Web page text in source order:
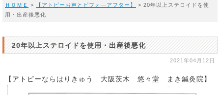
ＨＯＭＥ > 【アトピーお声とビフォ―アフター】
> 20年以上ステロイドを使
用・出産後悪化
20年以上ステロイドを使用・出産後悪化
2021年04月12日
【アトピーならはりきゅう 大阪茨木 悠々堂 まき鍼灸院】